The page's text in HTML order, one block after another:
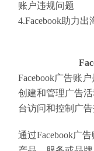
账户违规问题
4.Facebook助力出
Facebook广告账
创建和管理广告
台访问和控制广告
通过Facebook广